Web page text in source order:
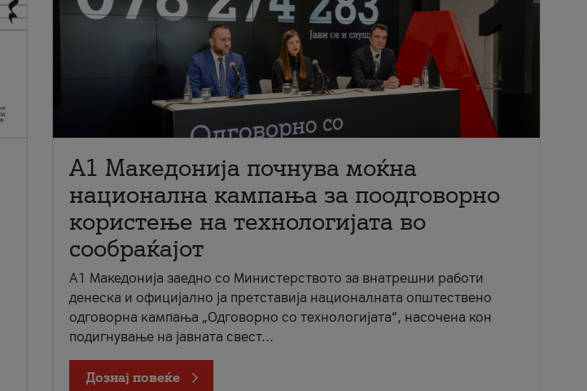
A1 Македонија почнува моќна
национална кампања за поодговорно
користење на технологијата во
сообраќајот
A1 Македонија заедно со Министерството за внатрешни работи
денеска и официјално ја претставија националната општествено
одговорна кампања „Одговорно со технологијата“, насочена кон
подигнување на јавната свест...
Дознај повеќе